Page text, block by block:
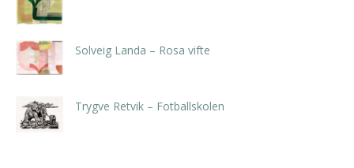
Solveig Landa – Rosa vifte
Trygve Retvik – Fotballskolen